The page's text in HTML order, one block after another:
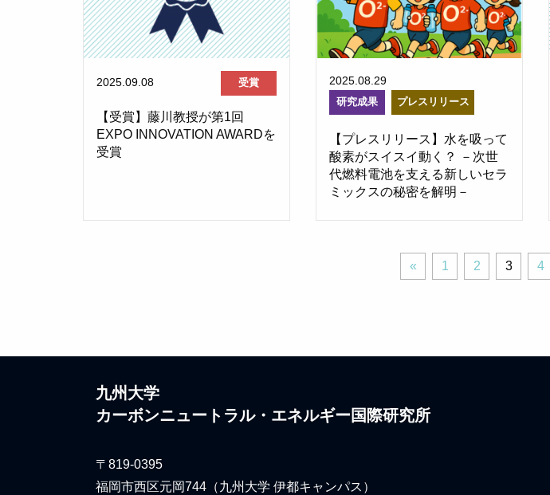
2025.09.08 受賞
【受賞】藤川教授が第1回
EXPO INNOVATION AWARDを
受賞
2025.08.29
研究成果 プレスリリース
【プレスリリース】水を吸って
酸素がスイスイ動く？ －次世
代燃料電池を支える新しいセラ
ミックスの秘密を解明－
««
前
ペ
ー
1
ペ
ー
2
ペ
ー
3
ペ
ー
4
九州大学
カーボンニュートラル・エネルギー国際研究所
〒819-0395
福岡市西区元岡744（九州大学 伊都キャンパス）